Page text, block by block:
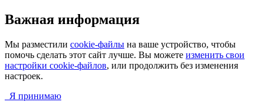
Важная информация
Мы разместили cookie-файлы на ваше устройство, чтобы
помочь сделать этот сайт лучше. Вы можете изменить свои
настройки cookie-файлов, или продолжить без изменения
настроек.
Я принимаю